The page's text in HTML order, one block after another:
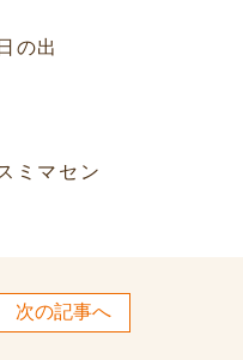
の出
ミマセン
次の記事へ